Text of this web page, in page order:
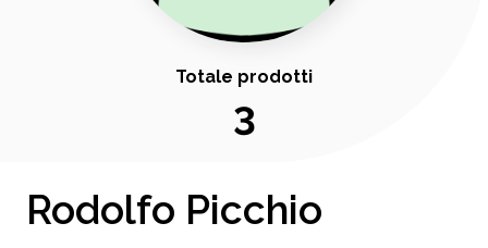
Totale prodotti
3
Rodolfo Picchio